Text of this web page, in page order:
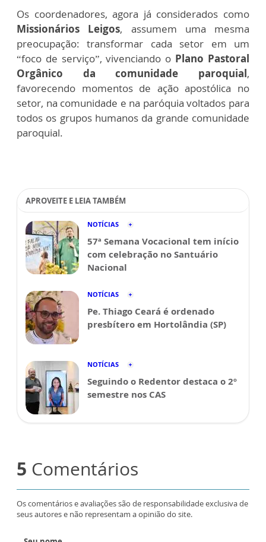
Os coordenadores, agora já considerados como
Missionários Leigos, assumem uma mesma
preocupação: transformar cada setor em um
“foco de serviço”, vivenciando o Plano Pastoral
Orgânico da comunidade paroquial,
favorecendo momentos de ação apostólica no
setor, na comunidade e na paróquia voltados para
todos os grupos humanos da grande comunidade
paroquial.
APROVEITE E LEIA TAMBÉM
NOTÍCIAS
57ª Semana Vocacional tem início
com celebração no Santuário
Nacional
NOTÍCIAS
Pe. Thiago Ceará é ordenado
presbítero em Hortolândia (SP)
NOTÍCIAS
Seguindo o Redentor destaca o 2º
semestre nos CAS
5 Comentários
Os comentários e avaliações são de responsabilidade exclusiva de
seus autores e não representam a opinião do site.